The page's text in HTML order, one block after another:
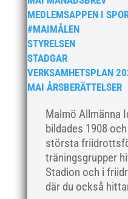
MEDLEMSAPPEN I
#MAIMÅLEN
STYRELSEN
STADGAR
VERKSAMHETSPLAN
MAI ÅRSBERÄTTELSER
Malmö Allmänna
bildades 1908
största
träningsgrupper
Stadion och i
där du också
februari 2019
januari 2019
december 2018
november 2018
oktober 2018
augusti 2018
juli 2018
juni 2018
maj 2018
april 2018